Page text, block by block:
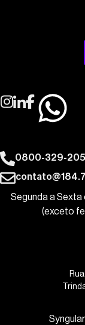
0800-329-
Segunda a Sexta
(exceto